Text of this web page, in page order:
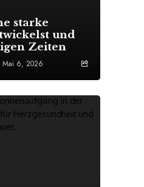
starke
und
Zeiten
bleibst
Mai 6, 2026